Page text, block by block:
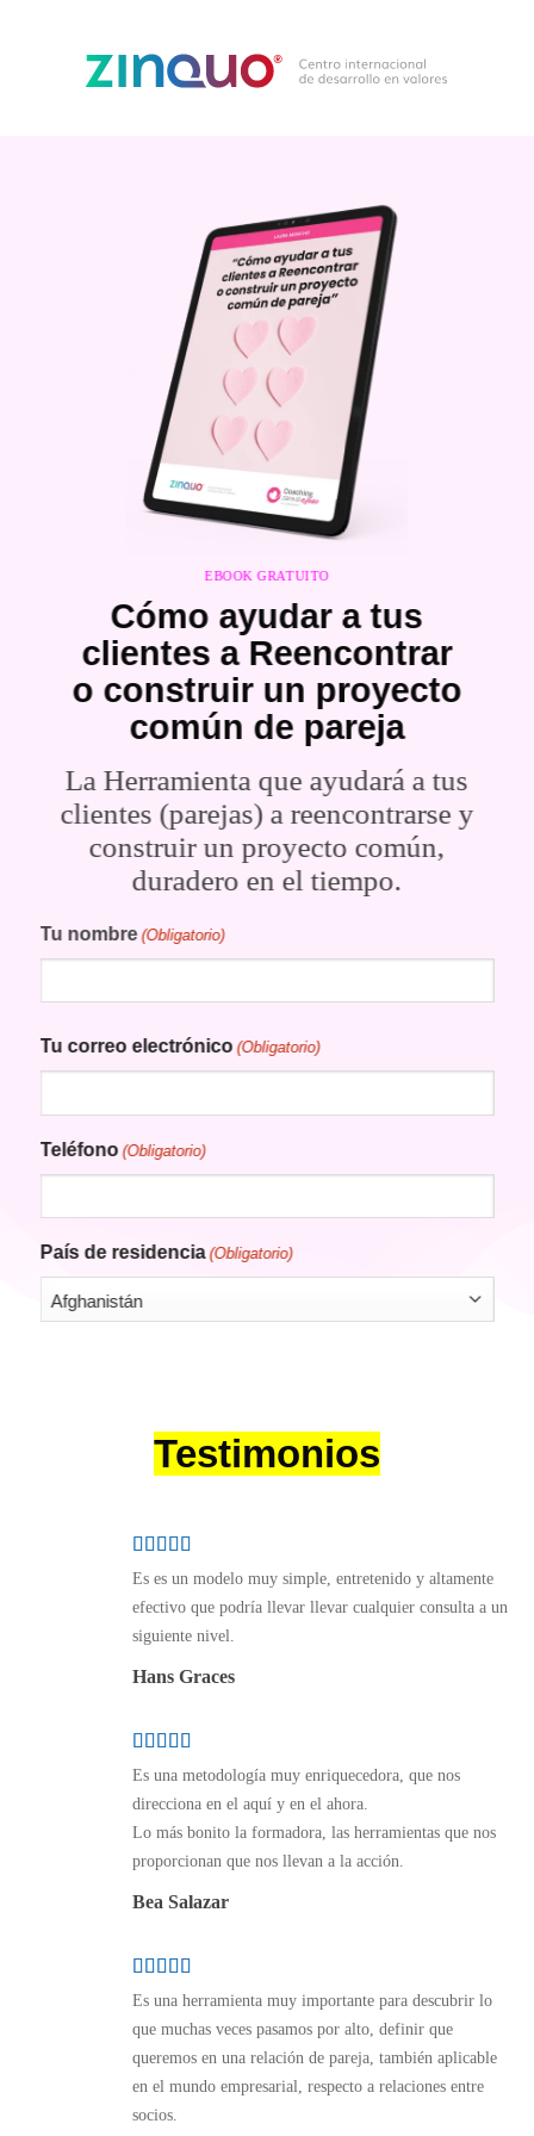
EBOOK GRATUITO
Cómo ayudar a tus
clientes a Reencontrar
o construir un proyecto
común de pareja
La Herramienta que ayudará a tus
clientes (parejas) a reencontrarse y
construir un proyecto común,
duradero en el tiempo.
Tu nombre (Obligatorio)
Tu correo electrónico (Obligatorio)
Teléfono (Obligatorio)
País de residencia (Obligatorio)
contenidos gratuitos, así como promociones de productos y/o servicios (prospección
comercial). Tu legitimación se realiza a través del consentimiento. Destinatarios :
debes saber que los datos que nos facilitas estarán ubicados en la plataforma
Testimonios
Es es un modelo muy simple, entretenido y altamente
efectivo que podría llevar llevar cualquier consulta a un
siguiente nivel.
Hans Graces
Es una metodología muy enriquecedora, que nos
direcciona en el aquí y en el ahora.
Lo más bonito la formadora, las herramientas que nos
proporcionan que nos llevan a la acción.
Bea Salazar
Es una herramienta muy importante para descubrir lo
que muchas veces pasamos por alto, definir que
queremos en una relación de pareja, también aplicable
en el mundo empresarial, respecto a relaciones entre
socios.